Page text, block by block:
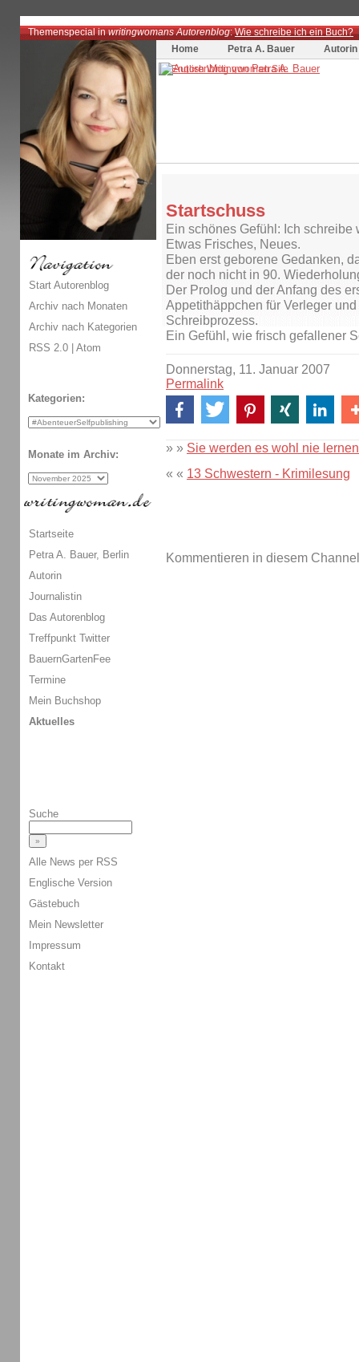
Themenspecial inwritingwomans Autorenblog:Wie schreibe ich ein Buch?
Home
Petra A. Bauer Autorin
Startschuss
Ein schönes Gefühl: Ich schreibe
Etwas Frisches, Neues.
Eben erst geborene Gedanken,
der noch nicht in 90.
Der Prolog und der Anfang des
Appetithäppchen für Verleger
Schreibprozess.
Ein Gefühl, wie frisch gefallener
Donnerstag, 11. Januar 2007
Permalink
» » Sie werden es wohl nie
« « 13 Schwestern - Krimilesung
Kommentieren in diesem
Start Autorenblog
Archiv nach Monaten
Archiv nach Kategorien
RSS 2.0 | Atom
Kategorien:
Monate im Archiv:
Startseite
Petra A. Bauer, Berlin
Autorin
Journalistin
Das Autorenblog
Treffpunkt Twitter
BauernGartenFee
Termine
Mein Buchshop
Aktuelles
Suche
Alle News per RSS
Englische Version
Gästebuch
Mein Newsletter
Impressum
Kontakt